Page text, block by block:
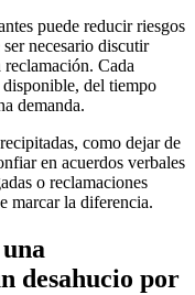
puede reducir riesgos
necesario discutir
Cada
disponible, del tiempo
demanda.
como dejar de
en acuerdos verbales
o reclamaciones
marcar la diferencia.
desahucio por